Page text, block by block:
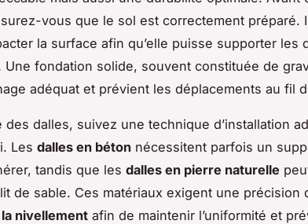
vous que le sol est correctement préparé.
la surface afin qu’elle puisse supporter les
Une fondation solide, souvent constituée de
adéquat et prévient les déplacements au fil
des dalles, suivez une technique d’installation
Les dalles en béton nécessitent parfois un
tandis que les dalles en pierre naturelle
de sable. Ces matériaux exigent une précision
nivellement afin de maintenir l’uniformité et